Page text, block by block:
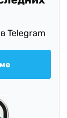
Telegram